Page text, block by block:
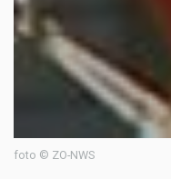
foto © ZO-NWS